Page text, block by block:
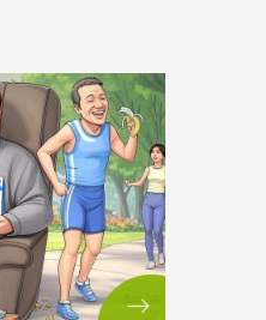
tartósan 30–35 °C fölé
hőszabályozó
terhelés alá kerül.Tünetek,
megoldások!